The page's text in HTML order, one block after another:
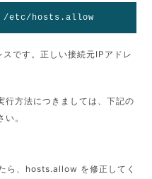
/etc/hosts.allow
です。正しい接続元IPアドレ
行方法につきましては、下記の
。
ら、hosts.allow を修正してく